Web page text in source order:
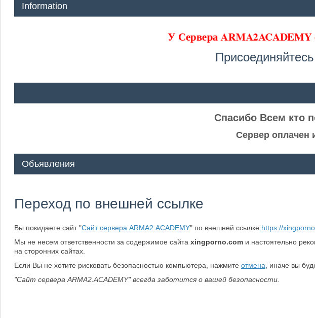
Information
У Сервера
Спасибо Всем кто
Сервер оплачен
Объявления
Переход по внешней ссылке
Вы покидаете сайт "Сайт сервера ARMA2.ACADEMY" по внешней ссылке https://
Мы не несем ответственности за содержимое сайта xingporno.comи настоятельно
на сторонних сайтах.
Если Вы не хотите рисковать безопасностью компьютера, нажмите отмена , иначе вы
"Сайт сервера ARMA2.ACADEMY" всегда заботится о вашей безопасности.